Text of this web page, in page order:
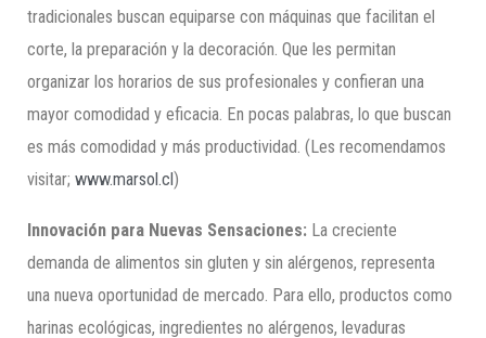
tradicionales buscan equiparse con máquinas que facilitan el
corte, la preparación y la decoración. Que les permitan
organizar los horarios de sus profesionales y confieran una
mayor comodidad y eficacia. En pocas palabras, lo que buscan
es más comodidad y más productividad. (Les recomendamos
visitar;www.marsol.cl )
Innovación para Nuevas Sensaciones: La creciente
demanda de alimentos sin gluten y sin alérgenos, representa
una nueva oportunidad de mercado. Para ello, productos como
harinas ecológicas, ingredientes no alérgenos, levaduras